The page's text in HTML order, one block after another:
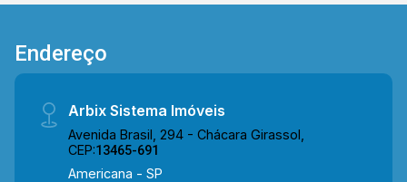
Endereço
Arbix Sistema Imóveis
Avenida Brasil, 294 - Chácara Girassol,
CEP:13465-691
Americana - SP